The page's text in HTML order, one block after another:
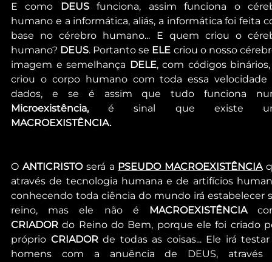
E como DEUS funciona, assim funciona o
humano e a informática, aliás, a informática foi feita
base no cérebro humano... E quem criou o
humano? DEUS. Portanto se ELE criou o nosso
imagem e semelhança DELE, com códigos
criou o corpo humano com toda essa velocidade
Microexistência,
MACROEXISTÊNCIA.
O ANTICRISTO será a PSEUDO MACROEXISTÊNCIA
através de tecnologia humana e de artifícios
conhecendo toda ciência do mundo irá estabelecer
reino, mas ele não é
MACROEXISTÊNCIA
CRIADOR do Reino do Bem, porque ele foi criado
próprio CRIADOR de todas as coisas... Ele irá
homens com a anuência de DEUS, através